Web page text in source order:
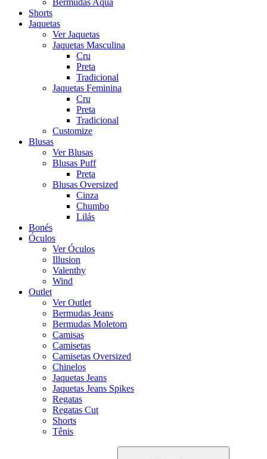
Bermudas Aqua
Shorts
Jaquetas
Ver Jaquetas
Jaquetas Masculina
Cru
Preta
Tradicional
Jaquetas Feminina
Cru
Preta
Tradicional
Customize
Blusas
Ver Blusas
Blusas Puff
Preta
Blusas Oversized
Cinza
Chumbo
Lilás
Bonés
Óculos
Ver Óculos
Illusion
Valenthy
Wind
Outlet
Ver Outlet
Bermudas Jeans
Bermudas Moletom
Camisas
Camisetas
Camisetas Oversized
Chinelos
Jaquetas Jeans
Jaquetas Jeans Spikes
Regatas
Regatas Cut
Shorts
Tênis